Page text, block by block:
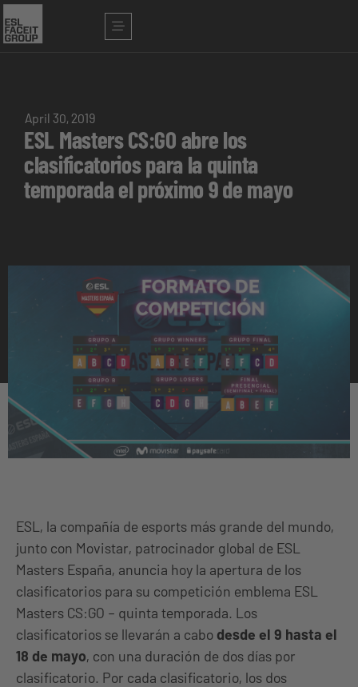
April 30, 2019
ESL Masters CS:GO abre los
clasificatorios para la quinta
temporada el próximo 9 de mayo
ESL, la compañía de esports más grande del mundo,
junto con Movistar, patrocinador global de ESL
Masters España, anuncia hoy la apertura de los
clasificatorios para su competición emblema ESL
Masters CS:GO – quinta temporada. Los
clasificatorios se llevarán a cabo desde el 9 hasta el
18 de mayo, con una duración de dos días por
clasificatorio. Por cada clasificatorio, los dos